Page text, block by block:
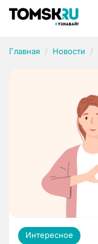
Главная Новости
Интересное